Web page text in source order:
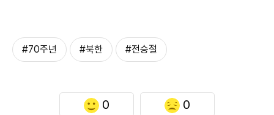
#70주년 #북한 #전승절
0 0